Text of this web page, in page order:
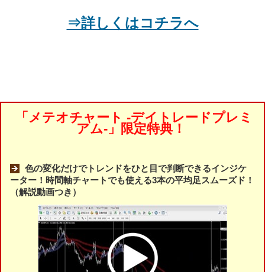
⇒詳しくはコチラへ
「メテオチャート -デイトレードプレミ
アム-」限定特典！
色の変化だけでトレンドをひと目で判断できるインジケ
ーター！時間軸チャートでも使える3本の平均足スムーズド！
（解説動画つき）